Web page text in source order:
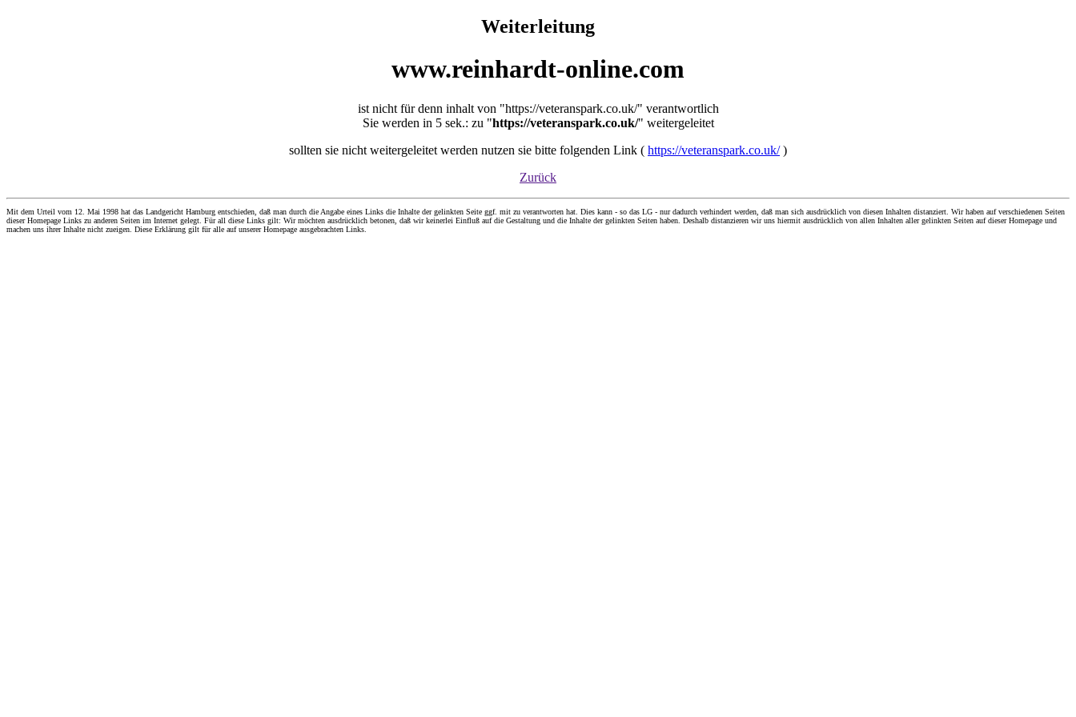
Weiterleitung
www.reinhardt-online.com
ist nicht für denn inhalt von "https://veteranspark.co.uk/" verantwortlich
Sie werden in 5 sek.: zu "https://veteranspark.co.uk/" weitergeleitet
sollten sie nicht weitergeleitet werden nutzen sie bitte folgenden Link ( https://veteranspark.co.uk/)
Zurück
Mit dem Urteil vom 12. Mai 1998 hat das Landgericht Hamburg entschieden, daß man durch die Angabe eines Links die Inhalte der gelinkten Seite ggf. mit zu verantworten hat. Dies kann - so das LG - nur dadurch verhindert werden, daß man sich ausdrücklich von diesen Inhalten distanziert. Wir haben auf verschiedenen Seiten
dieser Homepage Links zu anderen Seiten im Internet gelegt. Für all diese Links gilt: Wir möchten ausdrücklich betonen, daß wir keinerlei Einfluß auf die Gestaltung und die Inhalte der gelinkten Seiten haben. Deshalb distanzieren wir uns hiermit ausdrücklich von allen Inhalten aller gelinkten Seiten auf dieser Homepage und
machen uns ihrer Inhalte nicht zueigen. Diese Erklärung gilt für alle auf unserer Homepage ausgebrachten Links.